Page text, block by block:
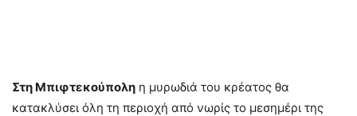
Στη Μπιφτεκούπολη η μυρωδιά του κρέατος θα
κατακλύσει όλη τη περιοχή από νωρίς το μεσημέρι της